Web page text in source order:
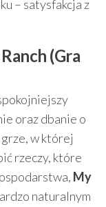
– satysfakcja z
(Gra
oraz dbanie o
w której
rzeczy, które
My
naturalnym